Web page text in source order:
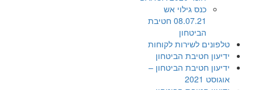
כנס גילוי אש
08.07.21 חטיבת
הביטחון
טלפונים לשירות לקוחות
ידיעון חטיבת הביטחון
ידיעון חטיבת הביטחון –
אוגוסט 2021